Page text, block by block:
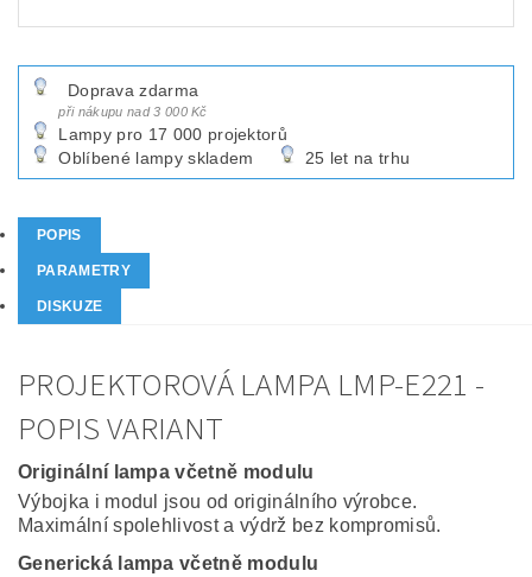
Doprava zdarma
při nákupu nad 3 000 Kč
Lampy pro 17 000 projektorů
Oblíbené lampy skladem
25 let na trhu
POPIS
PARAMETRY
DISKUZE
PROJEKTOROVÁ LAMPA LMP-E221 -
POPIS VARIANT
Originální lampa včetně modulu
Výbojka i modul jsou od originálního výrobce.
Maximální spolehlivost a výdrž bez kompromisů.
Generická lampa včetně modulu